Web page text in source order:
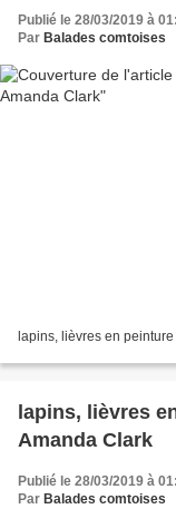
Publié le 28/03/2019 à
Par Balades comtoises
lapins, lièvres en
lapins, lièvres
Amanda Clark
Publié le 28/03/2019 à
Par Balades comtoises